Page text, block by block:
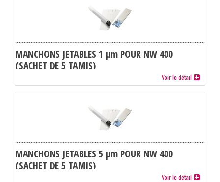
MANCHONS JETABLES 1 µm POUR NW 400
(SACHET DE 5 TAMIS)
Voir le détail
MANCHONS JETABLES 5 µm POUR NW 400
(SACHET DE 5 TAMIS)
Voir le détail